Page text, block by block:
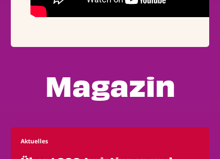
Magazin
Aktuelles